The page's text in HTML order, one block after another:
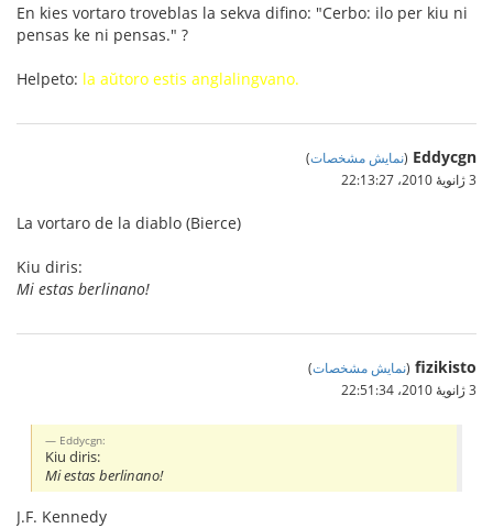
En kies vortaro troveblas la sekva difino: "Cerbo: ilo per kiu ni
pensas ke ni pensas." ?
Helpeto: la aŭtoro estis anglalingvano.
Eddycgn
(نمایش مشخصات)
3 ژانویهٔ 2010،‏ 22:13:27
La vortaro de la diablo (Bierce)
Kiu diris:
Mi estas berlinano!
fizikisto
(نمایش مشخصات)
3 ژانویهٔ 2010،‏ 22:51:34
Eddycgn:
Kiu diris:
Mi estas berlinano!
J.F. Kennedy